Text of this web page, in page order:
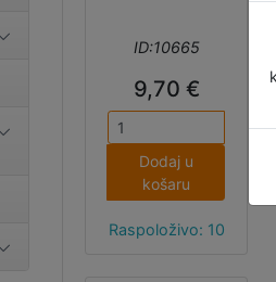
IN pin za
kontrolu LED-
ica, kao i jedan
OUT pin pa je
moguće više
pločica
povezati u
ID:10665
9,70 €
Dodaj u
košaru
Raspoloživo: 10